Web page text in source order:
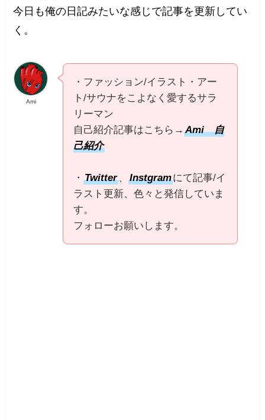
今日も俺の日記みたいな感じで記事を更新してい
く。
Ami
・ファッション/イラスト・アー
ト/サウナをこよなく愛するサラ
リーマン
自己紹介記事はこちら→Ami 自
己紹介
・Twitter、Instgramにて記事/イ
ラスト更新、色々と発信していま
す。
フォローお願いします。